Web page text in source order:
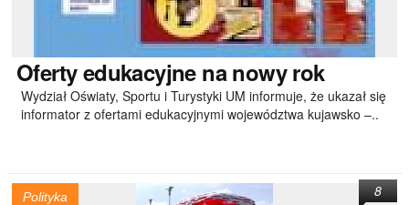
Ofertyedukacyjne na nowy rok
Wydział Oświaty, Sportu i Turystyki UM informuje, że ukazał się
informator z ofertami edukacyjnymi województwa kujawsko –..
Polityka 8